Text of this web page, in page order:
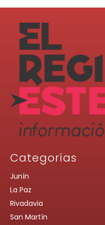
Categorías
Junín
La Paz
Rivadavia
San Martín